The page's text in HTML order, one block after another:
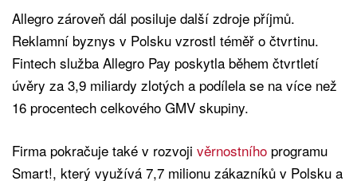
Allegro zároveň dál posiluje další zdroje příjmů.
Reklamní byznys v Polsku vzrostl téměř o čtvrtinu.
Fintech služba Allegro Pay poskytla během čtvrtletí
úvěry za 3,9 miliardy zlotých a podílela se na více než
16 procentech celkového GMV skupiny.
Firma pokračuje také v rozvoji věrnostního programu
Smart!, který využívá 7,7 milionu zákazníků v Polsku a